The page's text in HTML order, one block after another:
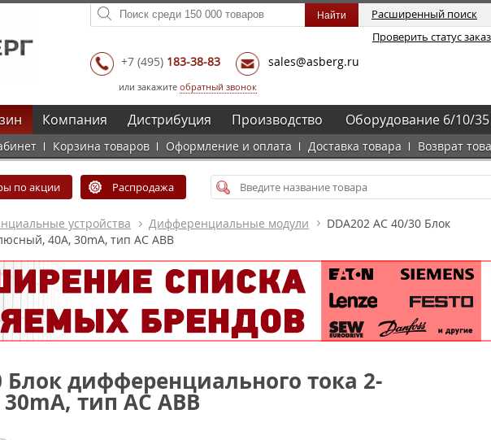
Расширенный поиск
Проверить статус
+7 (495) 183-38-83 sales@asberg.ru
или закажите обратный звонок
Корзина товаров Оформление и оплата Доставка товара Возврат
Компания Дистрибуция Производство Оборудование 6/10/35
по акции Распродажа
устройства Дифференциальные модули
DDA202 AC 40/30 Блок
40A, 30mA, тип АC ABB
Блок дифференциального тока 2-
тип АC ABB